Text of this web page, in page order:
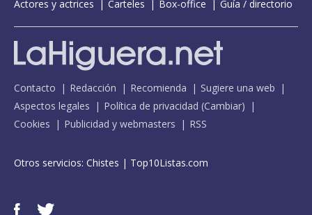
Actores y actrices
Carteles Box-office Guía / directorio
Contacto Redacción Recomienda
Sugiere una web
Aspectos legales
Política de privacidad (Cambiar)
Cookies
Publicidad y webmasters RSS
Otros servicios: Chistes | Top10Listas.com